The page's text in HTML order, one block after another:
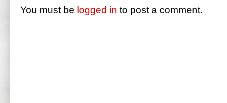
You must be logged in to post a comment.